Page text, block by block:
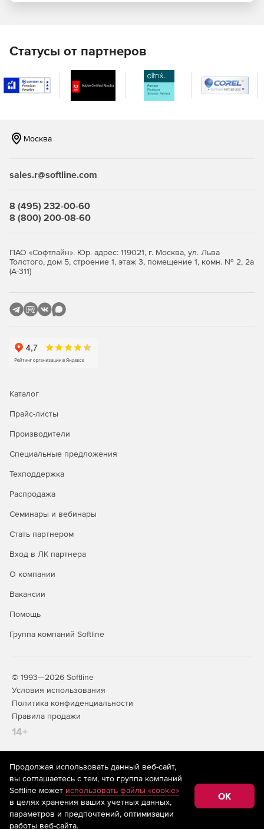
Статусы от партнеров
Москва
sales.r@softline.com
8 (495) 232-00-60
8 (800) 200-08-60
ПАО «Софтлайн». Юр. адрес: 119021, г. Москва, ул. Льва
Толстого, дом 5, строение 1, этаж 3, помещение 1, комн. № 2, 2а
(А-311)
Каталог
Прайс-листы
Производители
Специальные предложения
Техподдержка
Распродажа
Семинары и вебинары
Стать партнером
Вход в ЛК партнера
О компании
Вакансии
Помощь
Группа компаний Softline
© 1993—2026 Softline
Условия использования
Политика конфиденциальности
Правила продажи
14+
На информационном ресурсе store.softline.ru применяются
рекомендательные технологии(информационные технологии
предоставления информации на основе сбора,
систематизации и анализа сведений, относящихся к
предпочтениям пользователей сети «Интернет»,
находящихся на территории Российской Федерации)
Продолжая использовать данный веб-сайт,
вы соглашаетесь с тем, что группа компаний
Softline может использовать файлы «cookie»
в целях хранения ваших учетных данных,
параметров и предпочтений, оптимизации
работы веб-сайта.
OK